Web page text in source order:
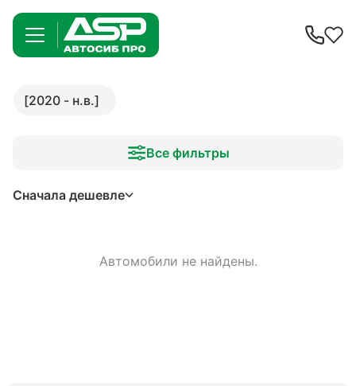
[2020 - н.в.]
Все фильтры
Сначала дешевле
Автомобили не найдены.